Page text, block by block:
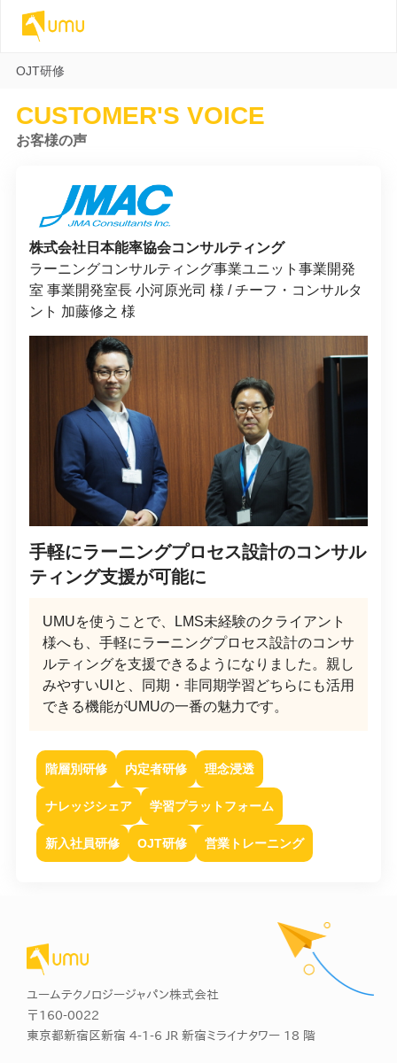
OJT研修
CUSTOMER'S VOICE
お客様の声
株式会社日本能率協会コンサルティング
ラーニングコンサルティング事業ユニット事業開発
室 事業開発室長 小河原光司 様 / チーフ・コンサルタ
ント 加藤修之 様
手軽にラーニングプロセス設計のコンサル
ティング支援が可能に
UMUを使うことで、LMS未経験のクライアント
様へも、手軽にラーニングプロセス設計のコンサ
ルティングを支援できるようになりました。親し
みやすいUIと、同期・非同期学習どちらにも活用
できる機能がUMUの一番の魅力です。
階層別研修 内定者研修 理念浸透
ナレッジシェア 学習プラットフォーム
新入社員研修 OJT研修 営業トレーニング
ユームテクノロジージャパン株式会社
〒160-0022
東京都新宿区新宿 4-1-6 JR 新宿ミライナタワー 18 階